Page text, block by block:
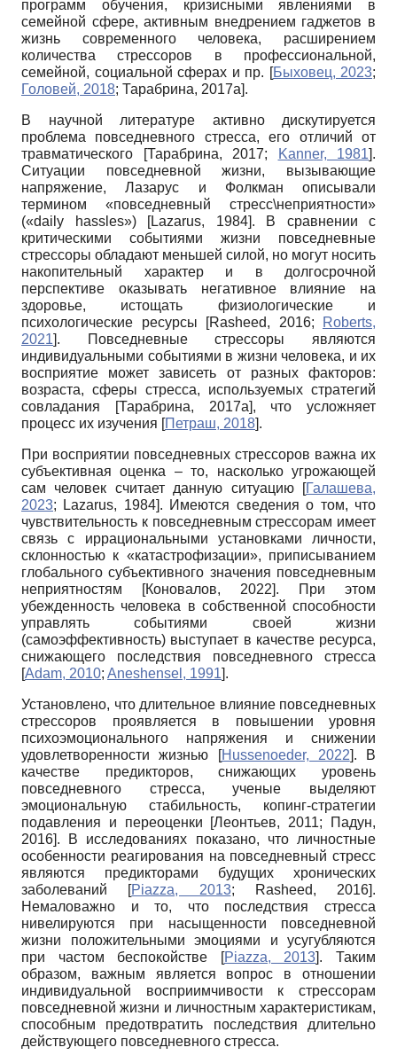
программ обучения, кризисными явлениями в
семейной сфере, активным внедрением гаджетов в
жизнь современного человека, расширением
количества стрессоров в профессиональной,
семейной, социальной сферах и пр. [Быховец, 2023;
Головей, 2018; Тарабрина, 2017а].
В научной литературе активно дискутируется
проблема повседневного стресса, его отличий от
травматического
[Тарабрина, 2017; Kanner, 1981].
Ситуации повседневной жизни, вызывающие
напряжение, Лазарус и Фолкман описывали
термином «повседневный стресс\неприятности»
(«daily hassles»)
[Lazarus, 1984]. В сравнении с
критическими событиями жизни повседневные
стрессоры обладают меньшей силой, но могут носить
накопительный характер и в долгосрочной
перспективе оказывать негативное влияние на
здоровье, истощать физиологические и
психологические ресурсы
[Rasheed, 2016;
Roberts,
2021]. Повседневные стрессоры являются
индивидуальными событиями в жизни человека, и их
восприятие может зависеть от разных факторов:
возраста, сферы стресса, используемых стратегий
совладания
[Тарабрина, 2017а], что усложняет
процесс их изучения [Петраш, 2018].
При восприятии повседневных стрессоров важна их
субъективная оценка – то, насколько угрожающей
сам человек считает данную ситуацию
[Галашева,
2023; Lazarus, 1984]. Имеются сведения о том, что
чувствительность к повседневным стрессорам имеет
связь с иррациональными установками личности,
склонностью к «катастрофизации», приписыванием
глобального субъективного значения повседневным
неприятностям
[Коновалов, 2022]. При этом
убежденность человека в собственной способности
управлять событиями своей жизни
(самоэффективность) выступает в качестве ресурса,
снижающего последствия повседневного стресса
[Adam, 2010; Aneshensel, 1991].
Установлено, что длительное влияние повседневных
стрессоров проявляется в повышении уровня
психоэмоционального напряжения и снижении
удовлетворенности жизнью
[Hussenoeder, 2022]. В
качестве предикторов, снижающих уровень
повседневного стресса, ученые выделяют
эмоциональную стабильность, копинг-стратегии
подавления и переоценки [Леонтьев, 2011;
Падун,
2016]. В исследованиях показано, что личностные
особенности реагирования на повседневный стресс
являются предикторами будущих хронических
заболеваний
[Piazza, 2013; Rasheed, 2016].
Немаловажно и то, что последствия стресса
нивелируются при насыщенности повседневной
жизни положительными эмоциями и усугубляются
при частом беспокойстве
[Piazza, 2013]. Таким
образом, важным является вопрос в отношении
индивидуальной восприимчивости к стрессорам
повседневной жизни и личностным характеристикам,
способным предотвратить последствия длительно
действующего повседневного стресса.